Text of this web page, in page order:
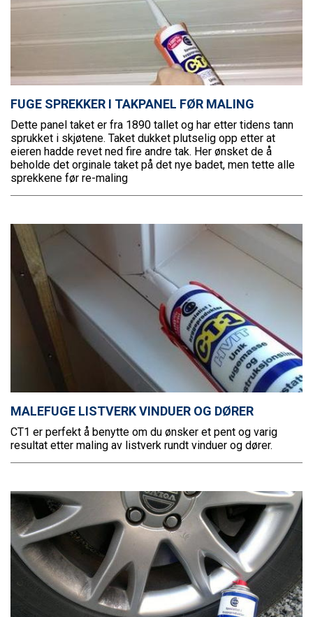
FUGE SPREKKER I TAKPANEL FØR MALING
Dette panel taket er fra 1890 tallet og har etter tidens tann
sprukket i skjøtene. Taket dukket plutselig opp etter at
eieren hadde revet ned fire andre tak. Her ønsket de å
beholde det orginale taket på det nye badet, men tette alle
sprekkene før re-maling
MALEFUGE LISTVERK VINDUER OG DØRER
CT1 er perfekt å benytte om du ønsker et pent og varig
resultat etter maling av listverk rundt vinduer og dører.